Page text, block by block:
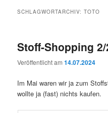
SCHLAGWORTARCHIV:TOTO
Stoff-Shopping 2/
Veröffentlicht am14.07.2024
Im Mai waren wir ja zum
wollte ja (fast) nichts kaufen.